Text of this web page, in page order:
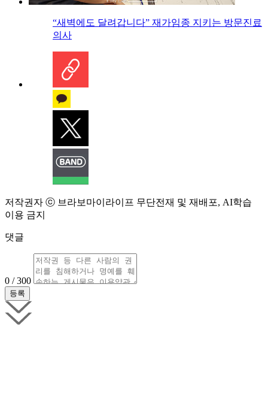
“새벽에도 달려갑니다” 재가임종 지키는 방문진료
의사
저작권자 ⓒ 브라보마이라이프 무단전재 및 재배포, AI학습
이용 금지
댓글
0 / 300